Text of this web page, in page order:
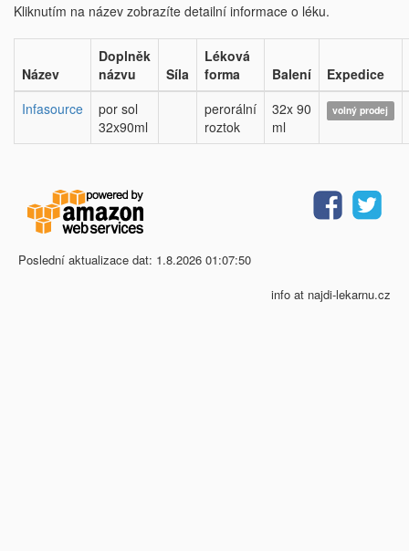
Kliknutím na název zobrazíte detailní informace o léku.
Název
Doplněk
názvu
Síla
Léková
forma
Balení
Expedice
Infasource
por sol
32x90ml
perorální
roztok
32x 90
ml
volný prodej
Poslední aktualizace dat: 1.8.2026 01:07:50
info at najdi-lekarnu.cz